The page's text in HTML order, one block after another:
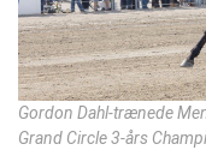
Gordon Dahl-trænede
Grand Circle 3-års